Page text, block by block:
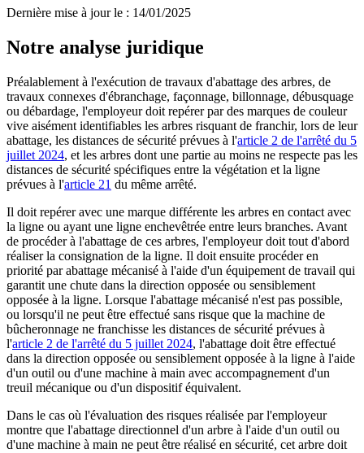
Dernière mise à jour le : 14/01/2025
Notre analyse juridique
Préalablement à l'exécution de travaux d'abattage des arbres, de
travaux connexes d'ébranchage, façonnage, billonnage, débusquage
ou débardage, l'employeur doit repérer par des marques de couleur
vive aisément identifiables les arbres risquant de franchir, lors de leur
abattage, les distances de sécurité prévues à l'article 2 de l'arrêté du 5
juillet 2024, et les arbres dont une partie au moins ne respecte pas les
distances de sécurité spécifiques entre la végétation et la ligne
prévues à l'article 21 du même arrêté.
Il doit repérer avec une marque différente les arbres en contact avec
la ligne ou ayant une ligne enchevêtrée entre leurs branches. Avant
de procéder à l'abattage de ces arbres, l'employeur doit tout d'abord
réaliser la consignation de la ligne. Il doit ensuite procéder en
priorité par abattage mécanisé à l'aide d'un équipement de travail qui
garantit une chute dans la direction opposée ou sensiblement
opposée à la ligne. Lorsque l'abattage mécanisé n'est pas possible,
ou lorsqu'il ne peut être effectué sans risque que la machine de
bûcheronnage ne franchisse les distances de sécurité prévues à
l'article 2 de l'arrêté du 5 juillet 2024, l'abattage doit être effectué
dans la direction opposée ou sensiblement opposée à la ligne à l'aide
d'un outil ou d'une machine à main avec accompagnement d'un
treuil mécanique ou d'un dispositif équivalent.
Dans le cas où l'évaluation des risques réalisée par l'employeur
montre que l'abattage directionnel d'un arbre à l'aide d'un outil ou
d'une machine à main ne peut être réalisé en sécurité, cet arbre doit